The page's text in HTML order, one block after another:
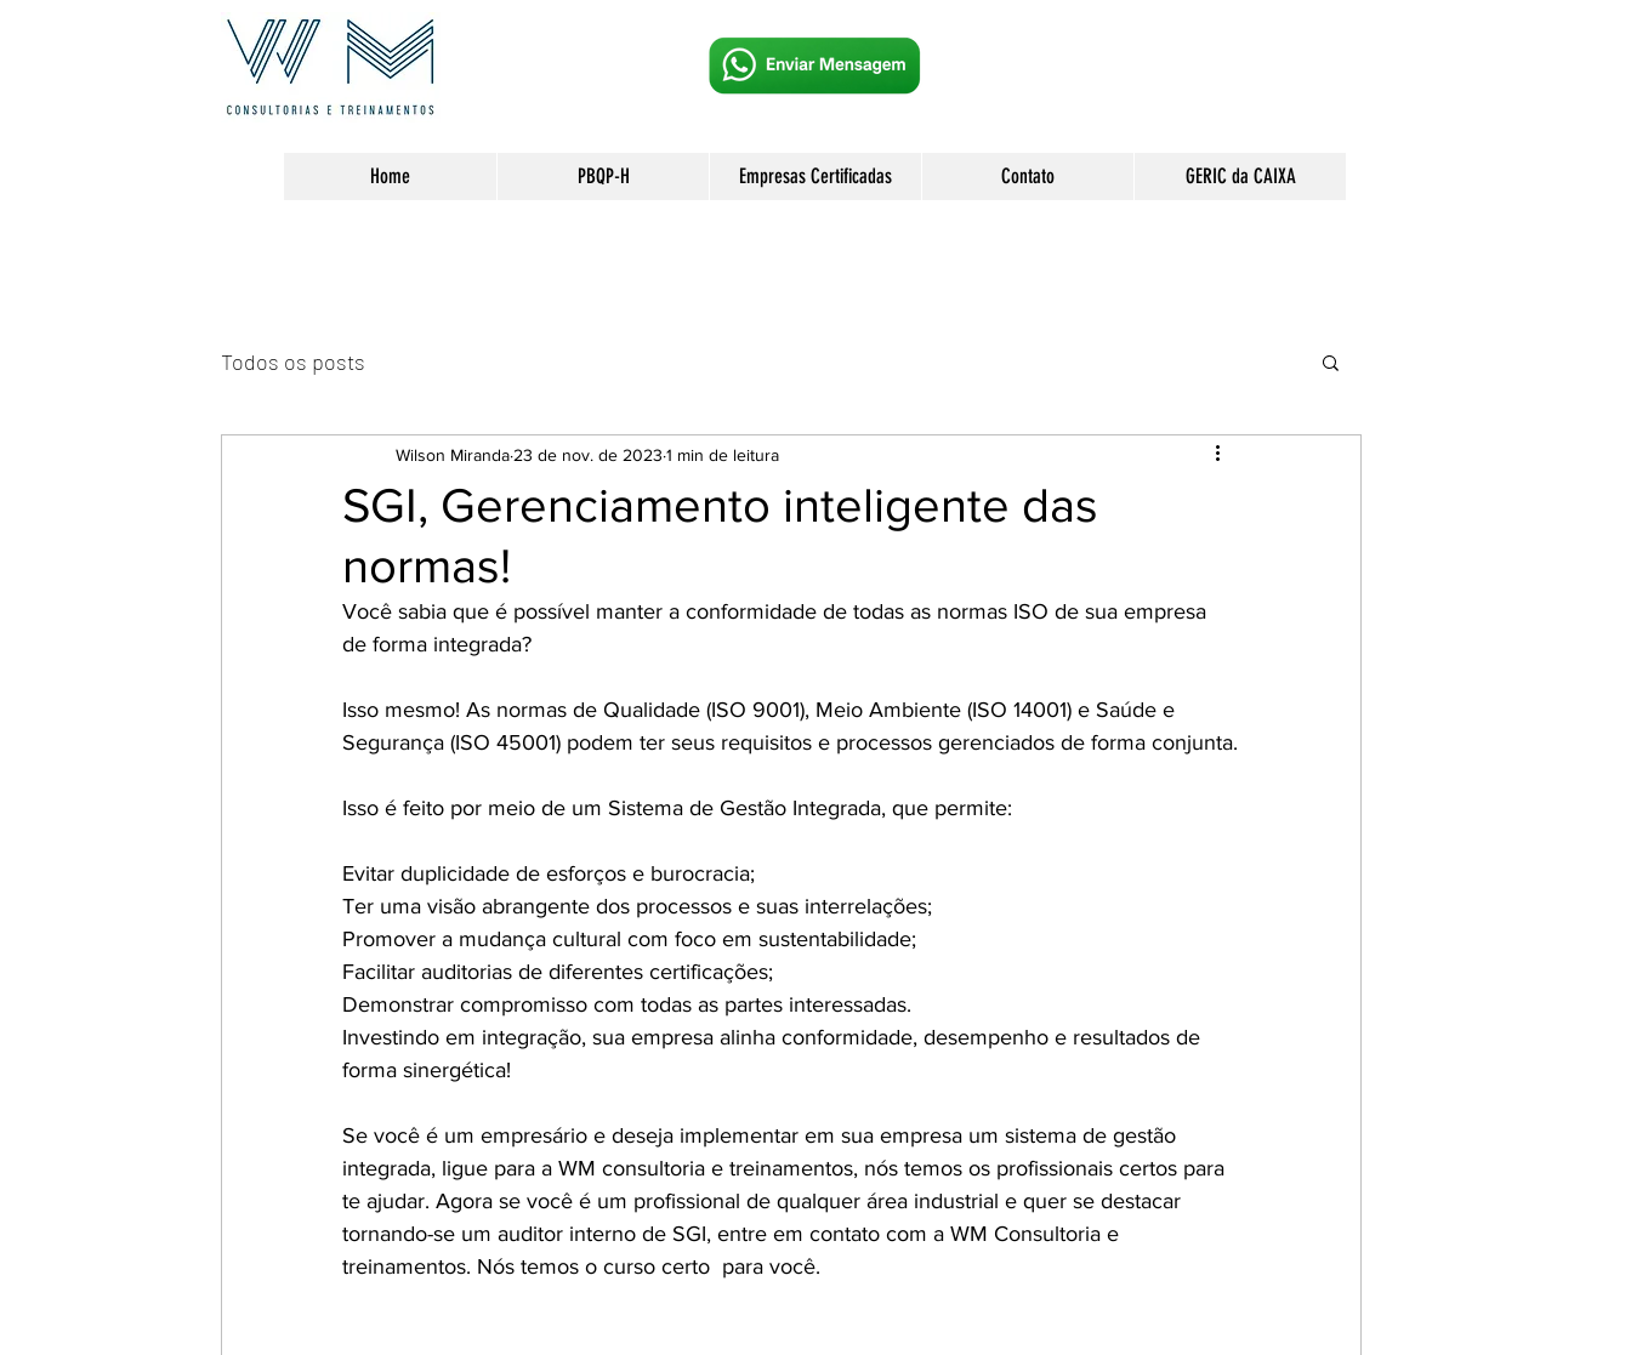
Home PBQP-H Empresas Certificadas Contato GERIC da CAIXA
Todos os posts
SGI, Gerenciamento inteligente das
normas!
Wilson Miranda 23 de nov. de 2023 1 min de leitura
Você sabia que é possível manter a conformidade de todas as normas ISO de sua empresa
de forma integrada?
Isso mesmo! As normas de Qualidade (ISO 9001), Meio Ambiente (ISO 14001) e Saúde e
Segurança (ISO 45001) podem ter seus requisitos e processos gerenciados de forma conjunta.
Isso é feito por meio de um Sistema de Gestão Integrada, que permite:
Evitar duplicidade de esforços e burocracia;
Ter uma visão abrangente dos processos e suas interrelações;
Promover a mudança cultural com foco em sustentabilidade;
Facilitar auditorias de diferentes certificações;
Demonstrar compromisso com todas as partes interessadas.
Investindo em integração, sua empresa alinha conformidade, desempenho e resultados de
forma sinergética!
Se você é um empresário e deseja implementar em sua empresa um sistema de gestão
integrada, ligue para a WM consultoria e treinamentos, nós temos os profissionais certos para
te ajudar. Agora se você é um profissional de qualquer área industrial e quer se destacar
tornando-se um auditor interno de SGI, entre em contato com a WM Consultoria e
treinamentos. Nós temos o curso certo  para você.